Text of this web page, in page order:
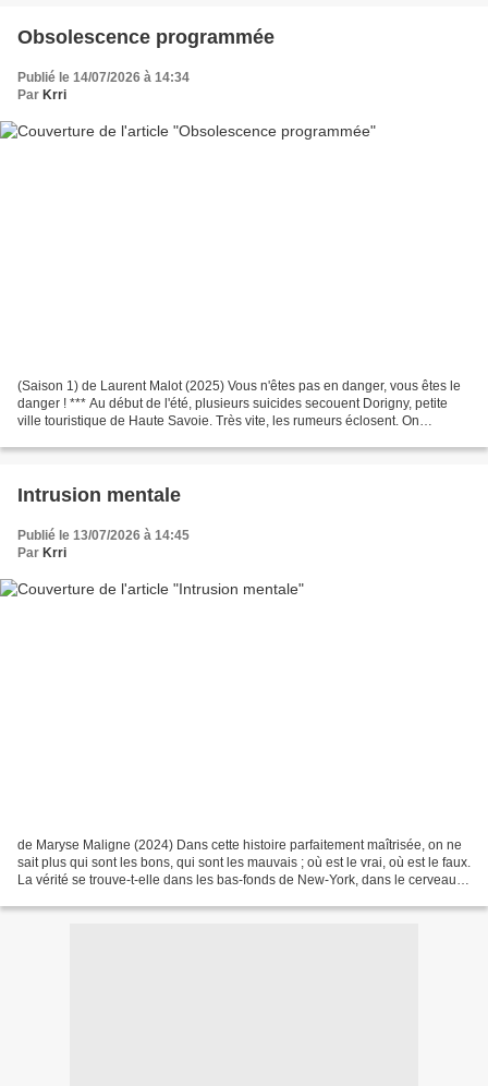
Obsolescence programmée
Publié le 14/07/2026 à 14:34
Par Krri
(Saison 1) de Laurent Malot (2025) Vous n'êtes pas en danger, vous êtes le
danger ! *** Au début de l'été, plusieurs suicides secouent Dorigny, petite
ville touristique de Haute Savoie. Très vite, les rumeurs éclosent. On
Intrusion mentale
Publié le 13/07/2026 à 14:45
Par Krri
de Maryse Maligne (2024) Dans cette histoire parfaitement maîtrisée, on ne
sait plus qui sont les bons, qui sont les mauvais ; où est le vrai, où est le faux.
La vérité se trouve-t-elle dans les bas-fonds de New-York, dans le cerveau